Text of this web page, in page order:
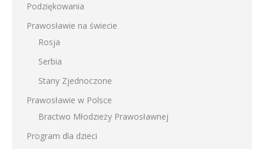
Podziękowania
Prawosławie na świecie
Rosja
Serbia
Stany Zjednoczone
Prawosławie w Polsce
Bractwo Młodzieży Prawosławnej
Program dla dzieci